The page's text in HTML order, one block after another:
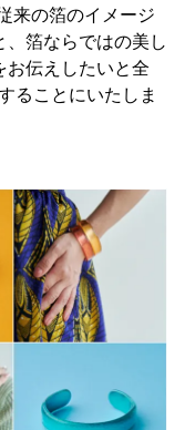
来の箔のイメージ
、箔ならではの美し
お伝えしたいと全
ることにいたしま